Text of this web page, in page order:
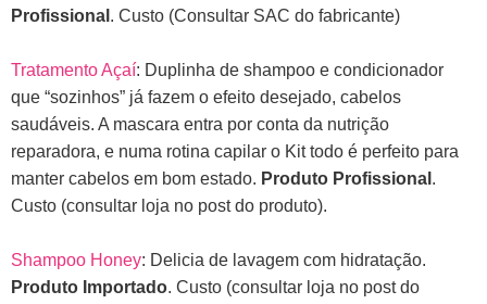
Profissional . Custo (Consultar SAC do fabricante)
Tratamento Açaí: Duplinha de shampoo e condicionador
que “sozinhos” já fazem o efeito desejado, cabelos
saudáveis. A mascara entra por conta da nutrição
reparadora, e numa rotina capilar o Kit todo é perfeito para
manter cabelos em bom estado. Produto Profissional .
Custo (consultar loja no post do produto).
Shampoo Honey: Delicia de lavagem com hidratação.
Produto Importado. Custo (consultar loja no post do